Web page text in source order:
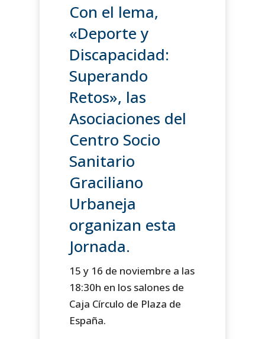
Con el lema,
«Deporte y
Discapacidad:
Superando
Retos», las
Asociaciones del
Centro Socio
Sanitario
Graciliano
Urbaneja
organizan esta
Jornada.
15 y 16 de noviembre a las
18:30h en los salones de
Caja Círculo de Plaza de
España.